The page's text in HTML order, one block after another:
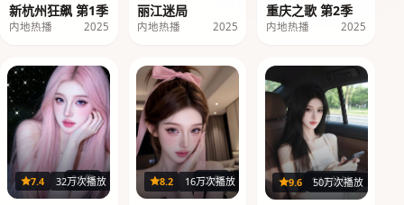
新杭州狂飙 第1季
内地热播 2025
丽江迷局
内地热播 2025
重庆之歌 第2季
内地热播 2025
36集
7.4 32万次播放 29集
8.2 16万次播放 116分钟
9.6 50万次播放